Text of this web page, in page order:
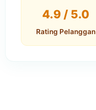
4.9 / 5.0
Rating Pelanggan